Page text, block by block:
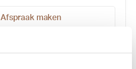
Afspraak maken